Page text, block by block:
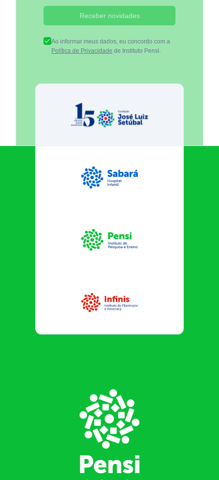
Receber novidades
Ao informar meus dados, eu concordo com a
Política de Privacidade de Instituto Pensi.
Fundação José Luiz Egydio
Sabará Hospital Infantil
Instituto Pensi
Infinis